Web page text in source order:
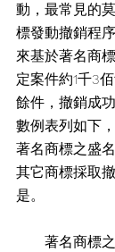
動，最常見的
標發動撤銷程
來基於著名商
定案件約1千3
餘件，撤銷成
數例表列如下
著名商標之盛
其它商標採取
是。
著名商標之